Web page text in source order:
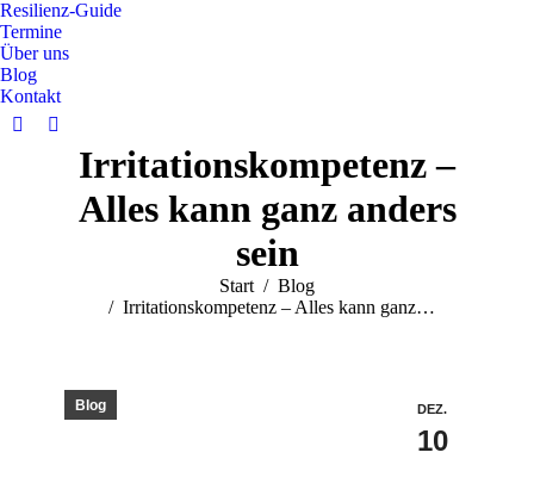
Resilienz-Guide
Termine
Über uns
Blog
Kontakt
Irritationskompetenz –
Alles kann ganz anders
sein
Start
Blog
Irritationskompetenz – Alles kann ganz…
DEZ.
10
Blog